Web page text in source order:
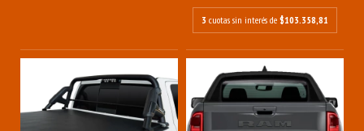
3 cuotas sin interés de $103.358,81